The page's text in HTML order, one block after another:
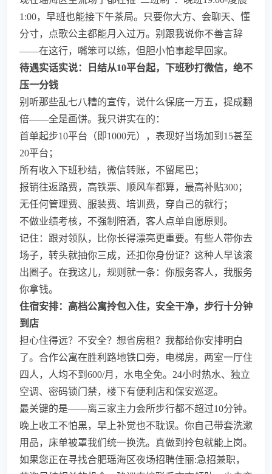
1:00，早班也能接下午茶局。只要你大方、会聊天、懂
分寸，点歌公主都能月入过万。别跟我说你不善言辞
——在这行，嘴笨可以练，但胆小怕事趁早回家。
待遇实话实说：日结从10平台起，下班秒打微信，绝不
压一分钱
别听那些乱七八糟的宣传，说什么保底一万五，提成翻
倍——全是画饼。我只讲实在的：
首单起步10平台（即1000元），表现好当场加到15甚至
20平台；
所有收入下班秒结，微信转账，不留尾巴；
报销往返路费，高铁票、顺风车都算，最高补贴300；
无任何管理费、服装费、培训费，穿自己的就行；
不做业绩考核，不强制陪酒，客人点单自愿原则。
记住：跟对领队，比你长得漂亮更重要。有些人带你去
场子，转头就抽你三成，还扣你身份证？这种人早该滚
出圈子。在我这儿，规则就一条：你服务客人，我服务
你拿钱。
住宿安排：高档公寓拎包入住，安全干净，步行十分钟
到店
担心住得远？不安全？想省房租？我都给你安排明白
了。合作公寓在胜利路地铁口旁，电梯房，两室一厅住
四人，人均不到600/月，水电全免。24小时热水、独立
空调、密码锁门禁，楼下有便利店和保安巡逻。
最关键的是——离三家主力会所步行都不超过10分钟。
晚上收工不怕黑，早上补觉也不耽误。你自己带套洗漱
用品，床单被罩我们统一换洗。真做到拎包就能上岗。
如果您正在寻找合肥瑶海区夜场招聘佳丽:急招兼职，